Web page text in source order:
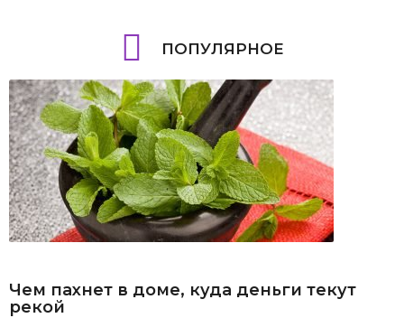
ПОПУЛЯРНОЕ
Чем пахнет в доме, куда деньги текут
рекой